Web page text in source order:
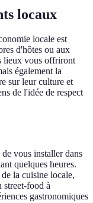
locaux
locale est
d'hôtes ou aux
lieux vous offriront
également la
sur leur culture et
de l'idée de respect
vous installer dans
quelques heures.
la cuisine locale,
street-food à
gastronomiques